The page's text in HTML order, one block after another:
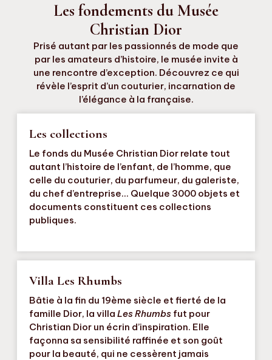
Les fondements du Musée
Christian Dior
Prisé autant par les passionnés de mode que
par les amateurs d’histoire, le musée invite à
une rencontre d’exception. Découvrez ce qui
révèle l’esprit d’un couturier, incarnation de
l’élégance à la française.
Les collections
Le fonds du Musée Christian Dior relate tout
autant l’histoire de l’enfant, de l’homme, que
celle du couturier, du parfumeur, du galeriste,
du chef d’entreprise… Quelque 3000 objets et
documents constituent ces collections
publiques.
Villa Les Rhumbs
Bâtie à la fin du 19ème siècle et fierté de la
famille Dior, la villa Les Rhumbs fut pour
Christian Dior un écrin d’inspiration. Elle
façonna sa sensibilité raffinée et son goût
pour la beauté, qui ne cessèrent jamais